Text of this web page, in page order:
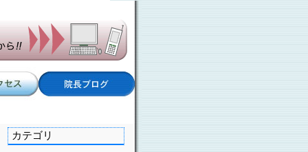
カテゴリ